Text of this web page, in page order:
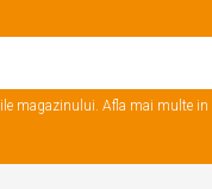
magazinului. Afla mai multe in